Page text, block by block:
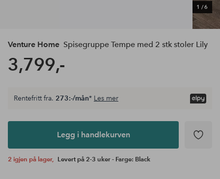
1 /6
Venture Home Spisegruppe Tempe med 2 stk stoler Lily
3,799,-
Legg i
Rentefritt fra. 273:-/mån* Les mer
Legg i handlekurven
2 igjen på lager, Levert på 2-3 uker - Farge: Black